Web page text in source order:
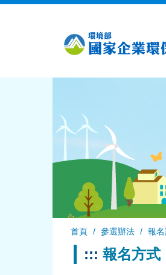
跳
首頁 參選辦法 報名
::: 報名方式